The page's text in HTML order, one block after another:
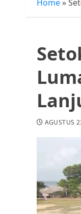
Home »
AGUSTUS